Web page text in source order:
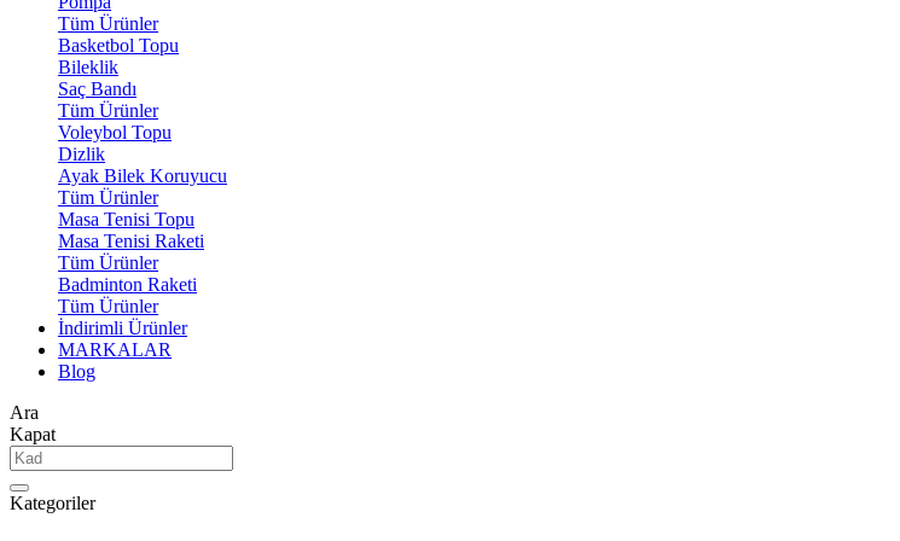
Tüm Ürünler
Basketbol Topu
Bileklik
Saç Bandı
Tüm Ürünler
Voleybol Topu
Dizlik
Ayak Bilek Koruyucu
Tüm Ürünler
Masa Tenisi Topu
Masa Tenisi Raketi
Tüm Ürünler
Badminton Raketi
Tüm Ürünler
İndirimli Ürünler
MARKALAR
Blog
Ara
Kapat
Kategoriler